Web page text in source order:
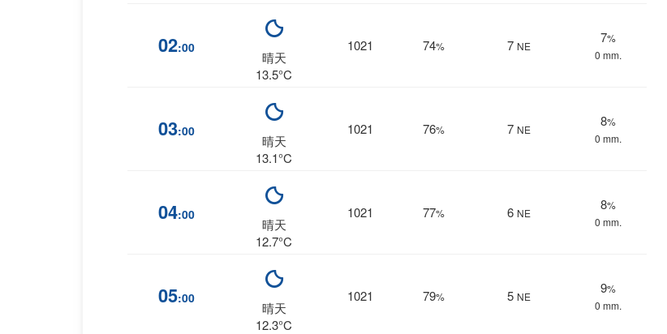
02:00
晴天
13.5°C
1021 74% 7 NE
7%
0 mm.
03:00
晴天
13.1°C
1021 76% 7 NE
8%
0 mm.
04:00
晴天
12.7°C
1021 77% 6 NE
8%
0 mm.
05:00
晴天
12.3°C
1021 79% 5 NE
9%
0 mm.